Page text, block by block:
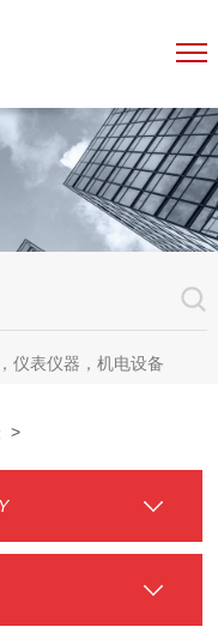
仪表仪器，机电设备
>